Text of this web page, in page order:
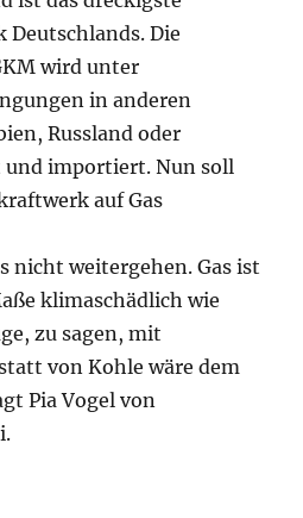
Die
wird unter
in anderen
Russland oder
und importiert. Nun soll
auf Gas
nicht weitergehen. Gas ist
klimaschädlich wie
zu sagen, mit
von Kohle wäre dem
Pia Vogel von